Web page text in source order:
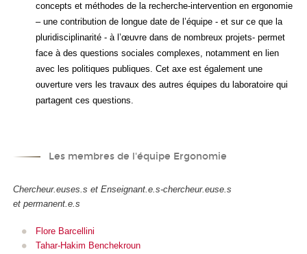
concepts et méthodes de la recherche-intervention en ergonomie
– une contribution de longue date de l’équipe - et sur ce que la
pluridisciplinarité - à l’œuvre dans de nombreux projets- permet
face à des questions sociales complexes, notamment en lien
avec les politiques publiques. Cet axe est également une
ouverture vers les travaux des autres équipes du laboratoire qui
partagent ces questions.
Les membres de l'équipe Ergonomie
Chercheur.euses.s et Enseignant.e.s-chercheur.euse.s
et permanent.e.s
Flore Barcellini
Tahar-Hakim Benchekroun